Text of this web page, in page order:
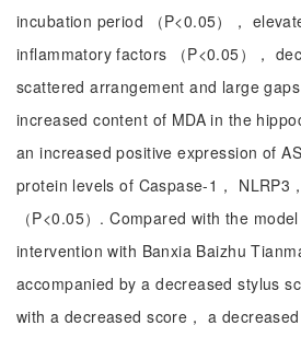
incubation period （P<0.05），
inflammatory factors （P<0.05），
scattered arrangement and large
increased content of MDA in the
an increased positive expression of
protein levels of Caspase-1， NLRP3
（P<0.05）. Compared with the
intervention with Banxia Baizhu
accompanied by a decreased stylus
with a decreased score， a